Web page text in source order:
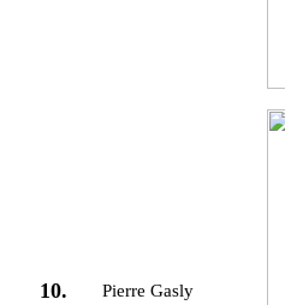
10. Pierre Gasly